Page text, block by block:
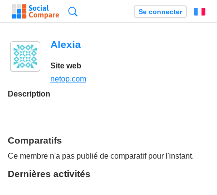
Se connecter
Alexia
Site web
netop.com
Description
Comparatifs
Ce membre n'a pas publié de comparatif pour l'instant.
Dernières activités